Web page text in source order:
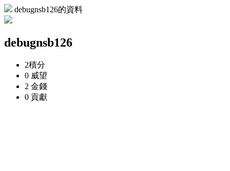
debugnsb126的資料
debugnsb126
2積分
0 威望
2 金錢
0 貢獻